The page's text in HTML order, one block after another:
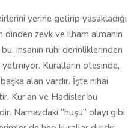
yerine getirip yasakladığı
dinden zevk ve ilham almanın
bu, insanın ruhi derinliklerinden
yetmiyor. Kuralların ötesinde,
alan vardır. İşte nihai
Kur'an ve Hadisler bu
Namazdaki “huşu” olayı gibi